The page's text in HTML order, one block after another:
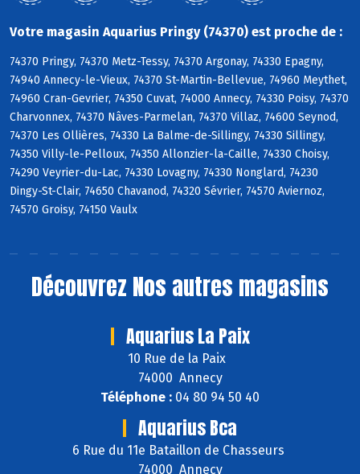
Votre magasin Aquarius Pringy (74370) est proche de :
74370 Pringy, 74370 Metz-Tessy, 74370 Argonay, 74330 Epagny,
74940 Annecy-le-Vieux, 74370 St-Martin-Bellevue, 74960 Meythet,
74960 Cran-Gevrier, 74350 Cuvat, 74000 Annecy, 74330 Poisy, 74370
Charvonnex, 74370 Nâves-Parmelan, 74370 Villaz, 74600 Seynod,
74370 Les Ollières, 74330 La Balme-de-Sillingy, 74330 Sillingy,
74350 Villy-le-Pelloux, 74350 Allonzier-la-Caille, 74330 Choisy,
74290 Veyrier-du-Lac, 74330 Lovagny, 74330 Nonglard, 74230
Dingy-St-Clair, 74650 Chavanod, 74320 Sévrier, 74570 Aviernoz,
74570 Groisy, 74150 Vaulx
Découvrez Nos autres magasins
Aquarius La Paix
10 Rue de la Paix
74000 Annecy
Téléphone : 04 80 94 50 40
Aquarius Bca
6 Rue du 11e Bataillon de Chasseurs
74000 Annecy